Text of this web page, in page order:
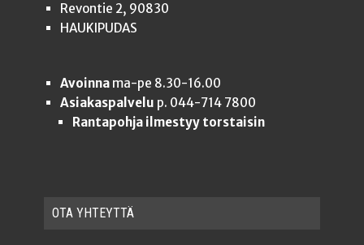
Revontie 2, 90830
HAUKIPUDAS
Avoinnama-pe 8.30-16.00
Asiakaspalvelu p. 044-714 7800
Rantapohja ilmestyy torstaisin
OTA YHTEYT­TÄ